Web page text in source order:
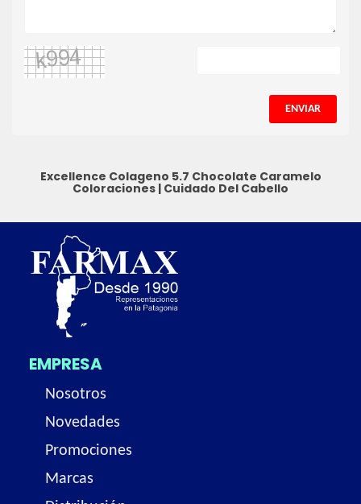
ENVIAR
Excellence Colageno 5.7 Chocolate Caramelo
Coloraciones | Cuidado Del Cabello
EMPRESA
Nosotros
Novedades
Promociones
Marcas